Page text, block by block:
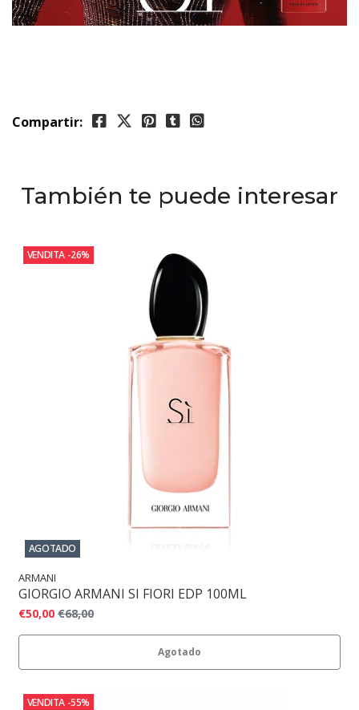
Compartir:
También te puede interesar
VENDITA -26%
AGOTADO
ARMANI
GIORGIO ARMANI SI FIORI EDP 100ML
€50,00 €68,00
Agotado
VENDITA -55%